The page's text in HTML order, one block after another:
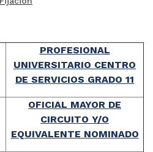
PROFESIONAL
UNIVERSITARIO CENTRO
DE SERVICIOS GRADO 11
OFICIAL MAYOR DE
CIRCUITO Y/O
EQUIVALENTE NOMINADO